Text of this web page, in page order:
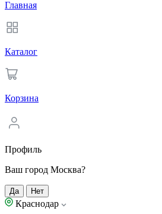
Главная
Каталог
Корзина
Профиль
Ваш город Москва?
Да Нет
Краснодар